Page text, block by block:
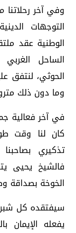
وفي آخر
التوجهات
الوطنية عقد
الساحل
الحوثي، لنتفق
وما دون ذلك
في آخر فعالية
كان لنا وقت
تذكيري
فالشيخ يحيى
الخوخة بصداقة
سيفتقده كل
يفعله الإيمان